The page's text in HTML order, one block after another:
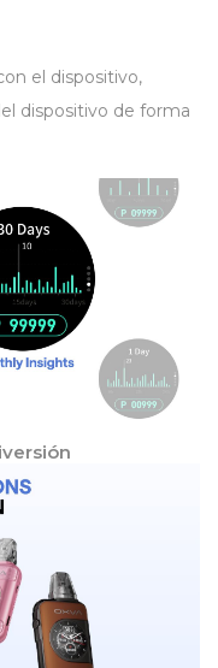
el dispositivo,
dispositivo de forma